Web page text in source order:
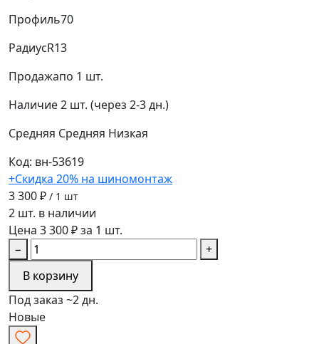
Профиль70
РадиусR13
Продажапо 1 шт.
Наличие2 шт. (через 2-3 дн.)
Средняя Средняя Низкая
Код: вн-53619
+Скидка 20% на шиномонтаж
3 300 ₽ / 1 шт
2 шт. в наличии
Цена 3 300 ₽ за 1 шт.
−
+
В корзину
Под заказ ~2 дн.
Новые